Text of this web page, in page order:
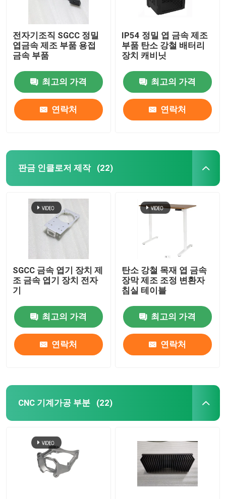
전자기조직 SGCC 정밀
엽금속 제조 부품 용접
금속 부품
최고의 가격
연락처
IP54 정밀 엽 금속 제조
부품 탄소 강철 배터리
장치 캐비닛
최고의 가격
연락처
판금 인클로저 제작 (22)
SGCC 금속 엽기 장치 제
조 금속 엽기 장치 전자
기
최고의 가격
연락처
탄소 강철 목재 엽 금속
장막 제조 조정 변환자
침실 테이블
최고의 가격
연락처
CNC 기계가공 부분 (22)